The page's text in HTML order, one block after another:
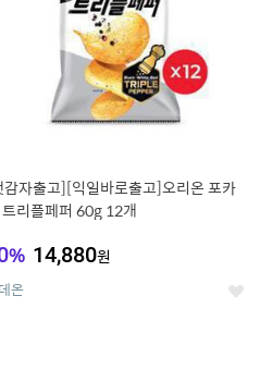
감자출고][익일바로출고]오리온 포카
리플페퍼 60g 12개
% 14,880원
온 좋